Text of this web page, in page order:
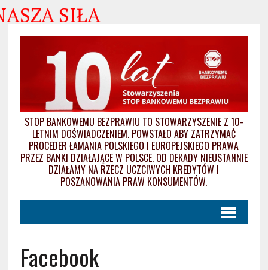
SIŁA
STOP BANKOWEMU BEZPRAWIU TO STOWARZYSZENIE Z 10-
LETNIM DOŚWIADCZENIEM. POWSTAŁO ABY ZATRZYMAĆ
PROCEDER ŁAMANIA POLSKIEGO I EUROPEJSKIEGO PRAWA
PRZEZ BANKI DZIAŁAJĄCE W POLSCE. OD DEKADY NIEUSTANNIE
DZIAŁAMY NA RZECZ UCZCIWYCH KREDYTÓW I
POSZANOWANIA PRAW KONSUMENTÓW.
Facebook